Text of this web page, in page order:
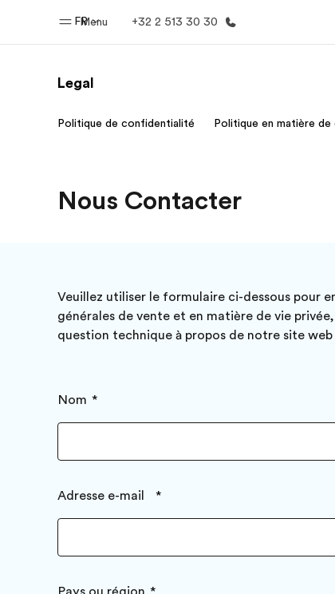
Menu
FR +32 2 513 30 30
Accueil
Legal
Politique de confidentialité Politique en matière de
Nous Contacter
Veuillez utiliser le formulaire ci-dessous pour
générales de vente et en matière de vie
question technique à propos de notre site
Nom